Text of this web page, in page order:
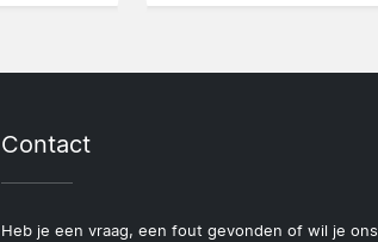
Contact
Heb je een vraag, een fout gevonden of wil je ons